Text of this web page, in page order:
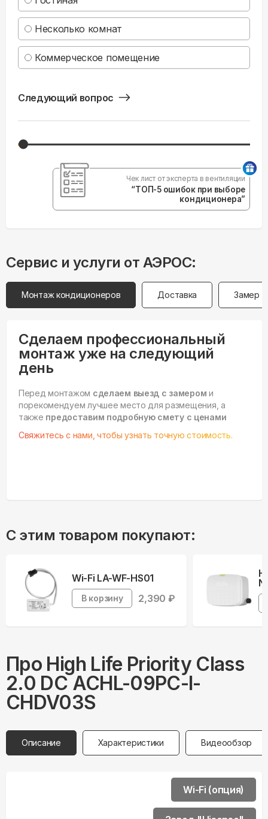
Несколько комнат
Коммерческое помещение
Следующий вопрос
Чек лист от эксперта в вентиляции
“ТОП-5 ошибок при выборе
кондиционера”
Сервис и услуги от АЭРОС:
Монтаж кондиционеров Доставка Замер
Сделаем профессиональный
монтаж уже на следующий
день
Перед монтажом сделаем выезд с замером и
порекомендуем лучшее место для размещения, а
также предоставим подробную смету с ценами
Свяжитесь с нами, чтобы узнать точную стоимость.
С этим товаром покупают:
Wi-Fi LA-WF-HS01
В корзину 2,390 ₽
Про High Life Priority Class
2.0 DC ACHL-09PС-I-
CHDV03S
Описание Характеристики Видеообзор
Wi-Fi (опция)